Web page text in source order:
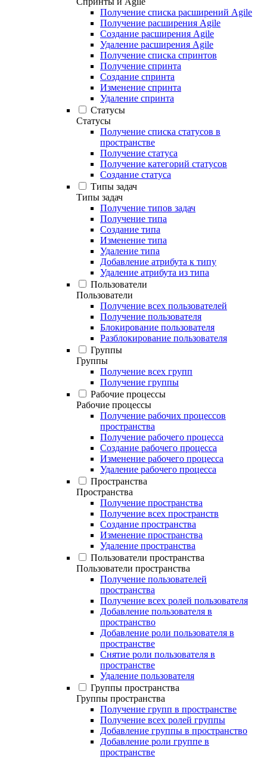
Получение списка расширений Agile
Получение расширения Agile
Создание расширения Agile
Удаление расширения Agile
Получение списка спринтов
Получение спринта
Создание спринта
Изменение спринта
Удаление спринта
Статусы
Статусы
Получение списка статусов в
пространстве
Получение статуса
Получение категорий статусов
Создание статуса
Типы задач
Типы задач
Получение типов задач
Получение типа
Создание типа
Изменение типа
Удаление типа
Добавление атрибута к типу
Удаление атрибута из типа
Пользователи
Пользователи
Получение всех пользователей
Получение пользователя
Блокирование пользователя
Разблокирование пользователя
Группы
Группы
Получение всех групп
Получение группы
Рабочие процессы
Рабочие процессы
Получение рабочих процессов
пространства
Получение рабочего процесса
Создание рабочего процесса
Изменение рабочего процесса
Удаление рабочего процесса
Пространства
Пространства
Получение пространства
Получение всех пространств
Создание пространства
Изменение пространства
Удаление пространства
Пользователи пространства
Пользователи пространства
Получение пользователей
пространства
Получение всех ролей пользователя
Добавление пользователя в
пространство
Добавление роли пользователя в
пространстве
Снятие роли пользователя в
пространстве
Удаление пользователя
Группы пространства
Группы пространства
Получение групп в пространстве
Получение всех ролей группы
Добавление группы в пространство
Добавление роли группе в
пространстве